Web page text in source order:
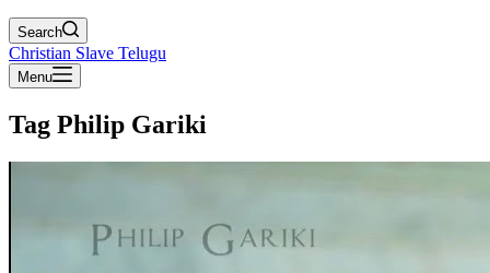
Search
Christian Slave Telugu
Menu
Tag Philip Gariki